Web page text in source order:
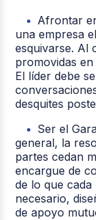
Afrontar
una empresa
esquivarse. Al
promovidas
El líder debe
desquites
Ser el
general, la
partes cedan
encargue de
de lo que
necesario,
de apoyo